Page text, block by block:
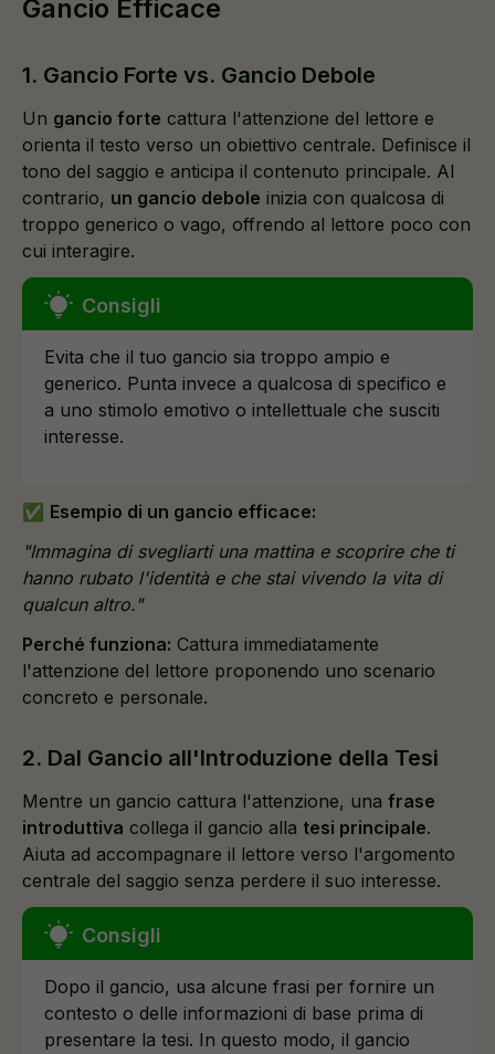
Gancio Efficace
1. Gancio Forte vs. Gancio Debole
Un gancio forte cattura l'attenzione del lettore e
orienta il testo verso un obiettivo centrale. Definisce il
tono del saggio e anticipa il contenuto principale. Al
contrario, un gancio debole inizia con qualcosa di
troppo generico o vago, offrendo al lettore poco con
cui interagire.
Evita che il tuo gancio sia troppo ampio e
generico. Punta invece a qualcosa di specifico e
a uno stimolo emotivo o intellettuale che susciti
interesse.
✅ Esempio di un gancio efficace:
"Immagina di svegliarti una mattina e scoprire che ti
hanno rubato l'identità e che stai vivendo la vita di
qualcun altro."
Perché funziona: Cattura immediatamente
l'attenzione del lettore proponendo uno scenario
concreto e personale.
2. Dal Gancio all'Introduzione della Tesi
Mentre un gancio cattura l'attenzione, una frase
introduttiva collega il gancio alla tesi principale.
Aiuta ad accompagnare il lettore verso l'argomento
centrale del saggio senza perdere il suo interesse.
Dopo il gancio, usa alcune frasi per fornire un
contesto o delle informazioni di base prima di
presentare la tesi. In questo modo, il gancio